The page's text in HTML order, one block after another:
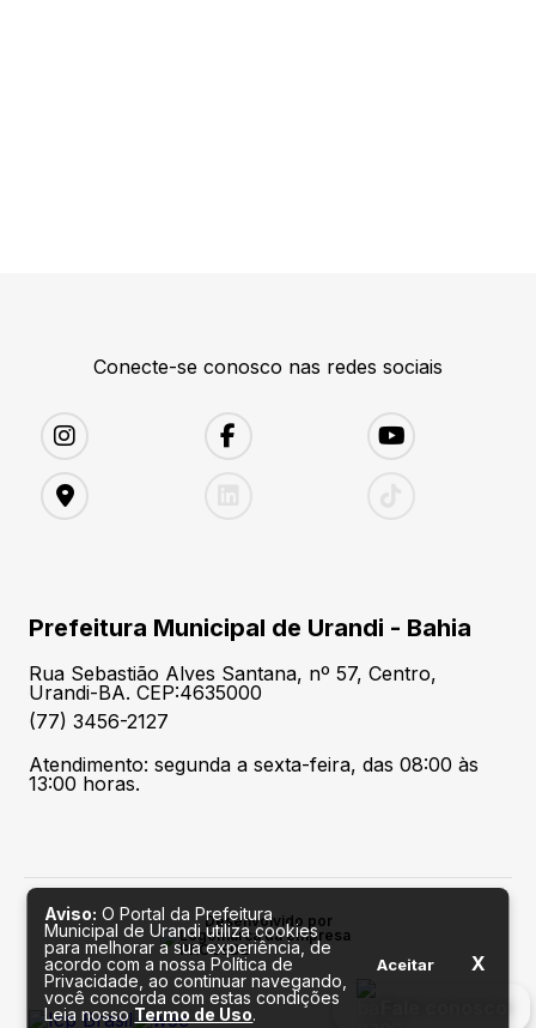
Conecte-se conosco nas redes sociais
Prefeitura Municipal de Urandi - Bahia
Rua Sebastião Alves Santana, nº 57, Centro,
Urandi-BA. CEP:4635000
(77) 3456-2127
Atendimento: segunda a sexta-feira, das 08:00 às
13:00 horas.
Desenvolvido por
Aviso: O Portal da Prefeitura
Municipal de Urandi utiliza cookies
para melhorar a sua experiência, de
acordo com a nossa Política de
Privacidade, ao continuar navegando,
você concorda com estas condições
Leia nossoTermo de Uso.
Aceitar X